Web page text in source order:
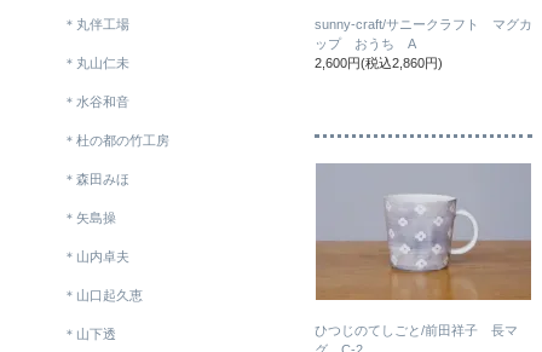
sunny-craft/サニークラフト マグカ
ップ おうち A
2,600円(税込2,860円)
ひつじのてしごと/前田祥子 長マ
＊丸伴工場
＊丸山仁未
＊水谷和音
＊杜の都の竹工房
＊森田みほ
＊矢島操
＊山内卓夫
＊山口起久恵
＊山下透